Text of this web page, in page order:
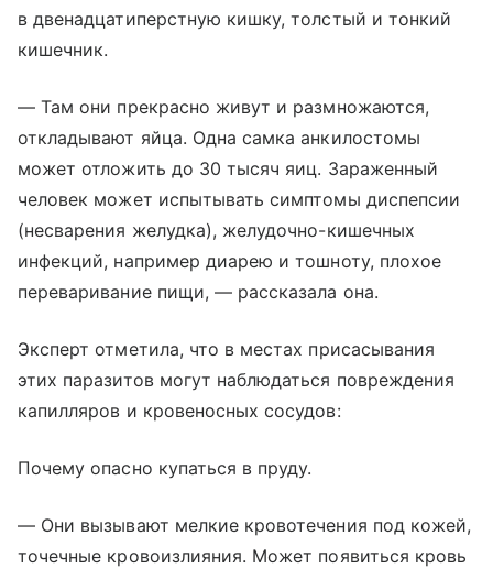
в двенадцатиперстную кишку, толстый и тонкий
кишечник.
— Там они прекрасно живут и размножаются,
откладывают яйца. Одна самка анкилостомы
может отложить до 30 тысяч яиц. Зараженный
человек может испытывать симптомы диспепсии
(несварения желудка), желудочно-кишечных
инфекций, например диарею и тошноту, плохое
переваривание пищи, — рассказала она.
Эксперт отметила, что в местах присасывания
этих паразитов могут наблюдаться повреждения
капилляров и кровеносных сосудов:
Почему опасно купаться в пруду.
— Они вызывают мелкие кровотечения под кожей,
точечные кровоизлияния. Может появиться кровь